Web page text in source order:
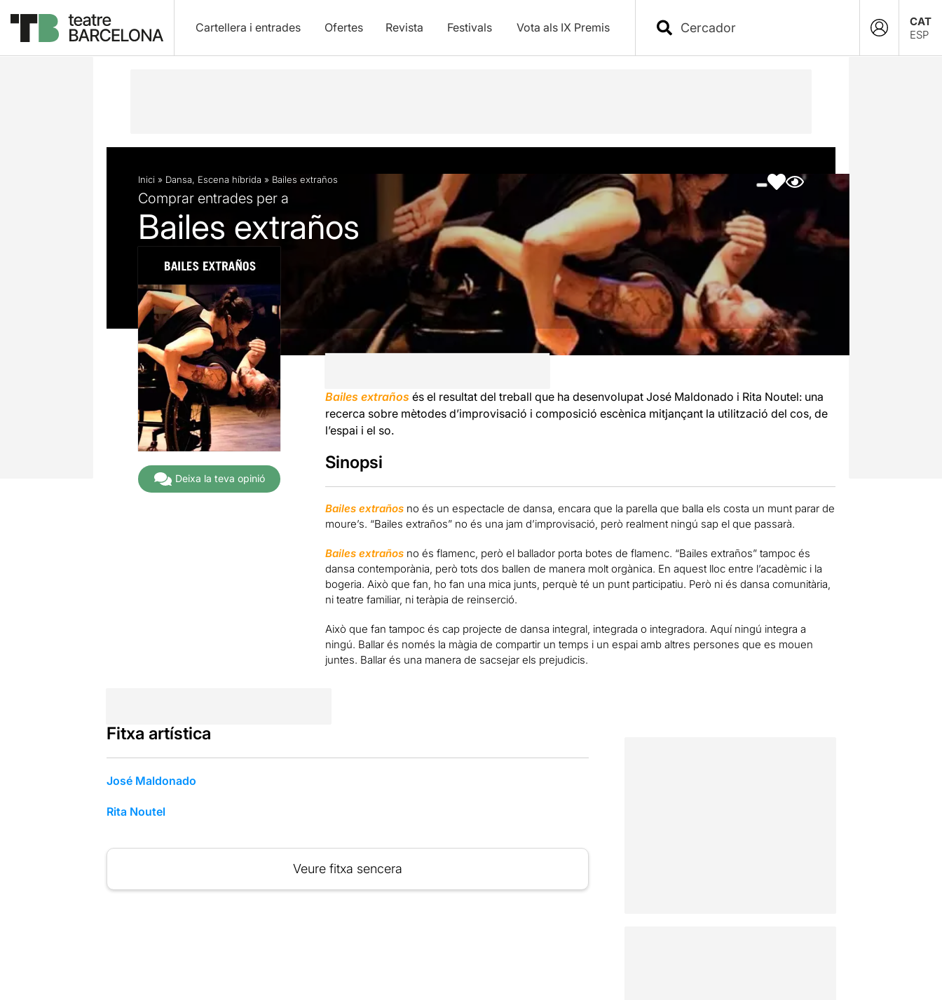
Cartellera i entrades Ofertes Revista Festivals Vota als IX Premis
CAT
ESP
Descripció Fitxa artística Fotos i vídeos Articles
Inici » Dansa, Escena híbrida » Bailes extraños
Comprar entrades per a
Bailes extraños
Deixa la teva opinió
Bailes extraños és el resultat del treball que ha desenvolupat José Maldonado i Rita Noutel: una
recerca sobre mètodes d’improvisació i composició escènica mitjançant la utilització del cos, de
l’espai i el so.
Sinopsi
Bailes extrañosno és un espectacle de dansa, encara que la parella que balla els costa un munt parar de
moure’s. “Bailes extraños” no és una jam d’improvisació, però realment ningú sap el que passarà.
Bailes extrañosno és flamenc, però el ballador porta botes de flamenc. “Bailes extraños” tampoc és
dansa contemporània, però tots dos ballen de manera molt orgànica. En aquest lloc entre l’acadèmic i la
bogeria. Això que fan, ho fan una mica junts, perquè té un punt participatiu. Però ni és dansa comunitària,
ni teatre familiar, ni teràpia de reinserció.
Això que fan tampoc és cap projecte de dansa integral, integrada o integradora. Aquí ningú integra a
ningú. Ballar és només la màgia de compartir un temps i un espai amb altres persones que es mouen
juntes. Ballar és una manera de sacsejar els prejudicis.
Fitxa artística
José Maldonado
Rita Noutel
Veure fitxa sencera